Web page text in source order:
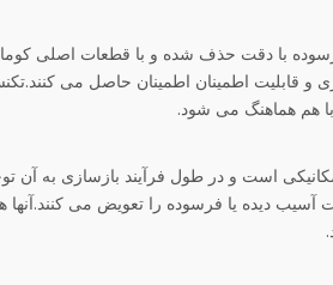
با دقت حذف شده و با قطعات اصلی
و قابلیت اطمینان اطمینان حاصل می
هم هماهنگ می شود.
است و در طول فرآیند بازسازی به آن
دیده یا فرسوده را تعویض می